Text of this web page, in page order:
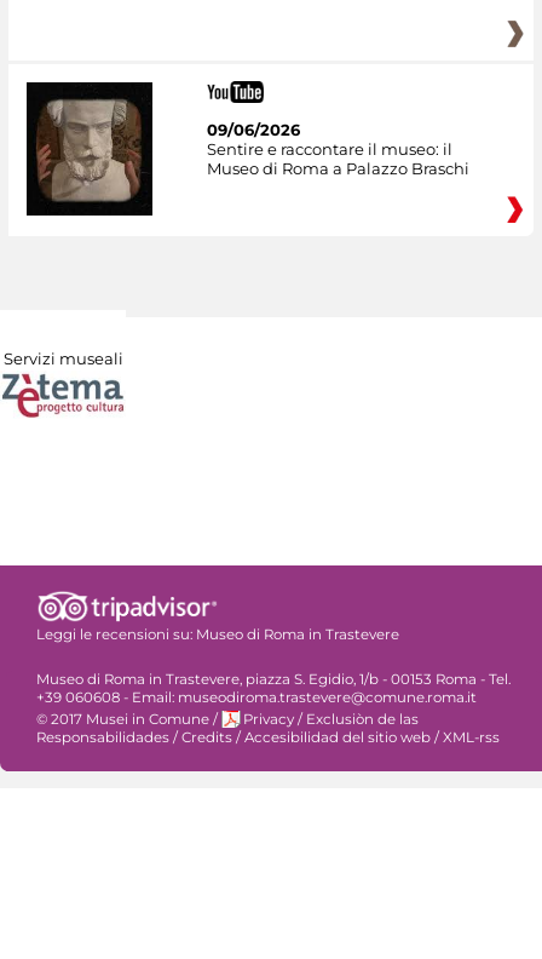
09/06/2026
Sentire e raccontare il museo: il
Museo di Roma a Palazzo Braschi
Servizi museali
Leggi le recensioni su: Museo di Roma in Trastevere
Museo di Roma in Trastevere, piazza S. Egidio, 1/b - 00153 Roma - Tel.
+39 060608 - Email: museodiroma.trastevere@comune.roma.it
© 2017 Musei in Comune / Privacy / Exclusiòn de las
Responsabilidades /Credits /Accesibilidad del sitio web /XML-rss